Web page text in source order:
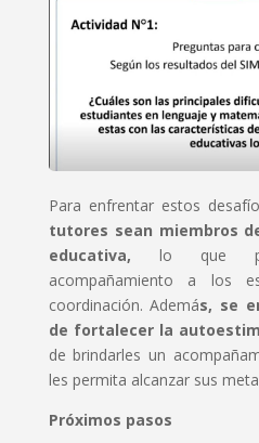
Para enfrentar estos
tutores sean miembros
educativa, lo que
acompañamiento a los
coordinación. Además, se
de fortalecer la
de brindarles un
les permita alcanzar sus
Próximos pasos